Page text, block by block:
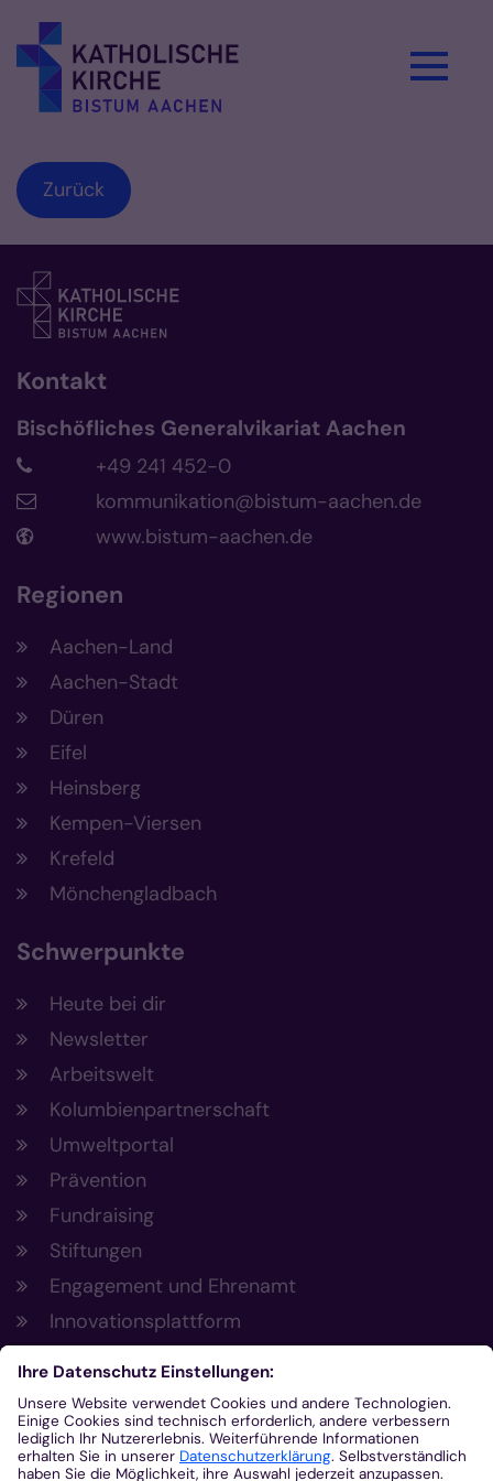
Zurück
Kontakt
Bischöfliches Generalvikariat Aachen
+49 241 452-0
kommunikation@bistum-aachen.de
www.bistum-aachen.de
Regionen
Aachen-Land
Aachen-Stadt
Düren
Eifel
Heinsberg
Kempen-Viersen
Krefeld
Mönchengladbach
Schwerpunkte
Heute bei dir
Newsletter
Arbeitswelt
Kolumbienpartnerschaft
Umweltportal
Prävention
Fundraising
Stiftungen
Engagement und Ehrenamt
Innovationsplattform
Aus der Plattform
Nachrichten
Veranstaltungen